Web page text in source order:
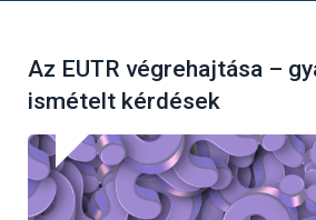
Az EUTR végrehajtása –
ismételt kérdések